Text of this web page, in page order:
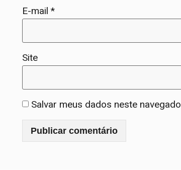
E-mail*
Site
Salvar meus dados neste